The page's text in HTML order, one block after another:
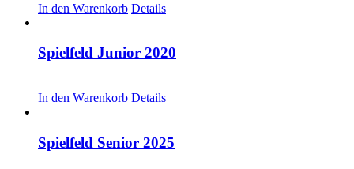
In den Warenkorb Details
Spielfeld Junior 2020
In den Warenkorb Details
Spielfeld Senior 2025